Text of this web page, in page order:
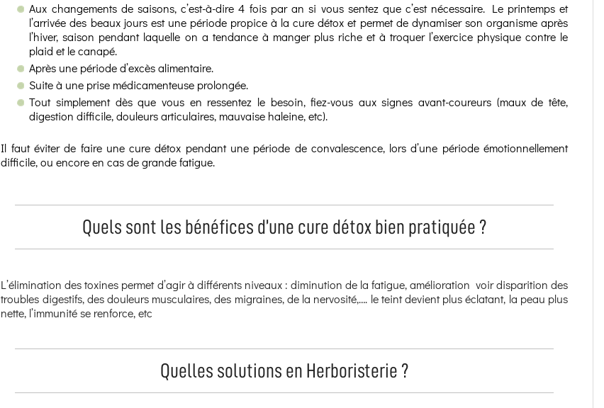
Aux changements de saisons, c’est-à-dire 4 fois par an si vous sentez que c’est nécessaire. Le printemps et
l’arrivée des beaux jours est une période propice à la cure détox et permet de dynamiser son organisme après
l’hiver, saison pendant laquelle on a tendance à manger plus riche et à troquer l’exercice physique contre le
plaid et le canapé.
Après une période d’excès alimentaire.
Suite à une prise médicamenteuse prolongée.
Tout simplement dès que vous en ressentez le besoin, fiez-vous aux signes avant-coureurs (maux de tête,
digestion difficile, douleurs articulaires, mauvaise haleine, etc).
Il faut éviter de faire une cure détox pendant une période de convalescence, lors d’une période émotionnellement
difficile, ou encore en cas de grande fatigue.
Quels sont les bénéfices d’une cure détox bien pratiquée ?
L’élimination des toxines permet d’agir à différents niveaux : diminution de la fatigue, amélioration voir disparition des
troubles digestifs, des douleurs musculaires, des migraines, de la nervosité,…. le teint devient plus éclatant, la peau plus
nette, l’immunité se renforce, etc
Quelles solutions en Herboristerie ?